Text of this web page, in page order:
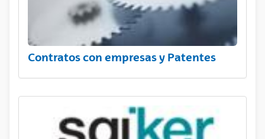
Contratos con empresas y Patentes